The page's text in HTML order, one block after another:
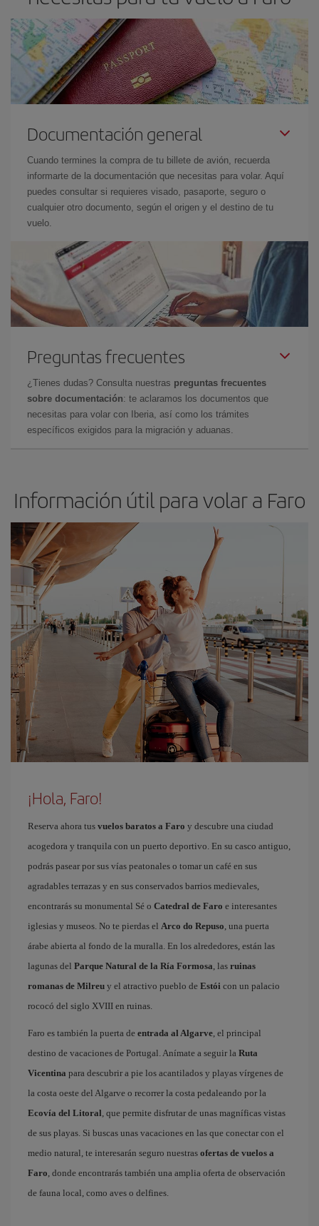
Documentación general
Cuando termines la compra de tu billete de avión, recuerda
informarte de la documentación que necesitas para volar. Aquí
puedes consultar si requieres visado, pasaporte, seguro o
cualquier otro documento, según el origen y el destino de tu
vuelo.
Preguntas frecuentes
¿Tienes dudas? Consulta nuestras preguntas frecuentes
sobre documentación: te aclaramos los documentos que
necesitas para volar con Iberia, así como los trámites
específicos exigidos para la migración y aduanas.
Información útil para volar a Faro
¡Hola, Faro!
Reserva ahora tus vuelos baratos a Faro y descubre una ciudad
acogedora y tranquila con un puerto deportivo. En su casco antiguo,
podrás pasear por sus vías peatonales o tomar un café en sus
agradables terrazas y en sus conservados barrios medievales,
encontrarás su monumental Sé o Catedral de Faro e interesantes
iglesias y museos. No te pierdas el Arco do Repuso , una puerta
árabe abierta al fondo de la muralla. En los alrededores, están las
lagunas del Parque Natural de la Ría Formosa , las ruinas
romanas de Milreu y el atractivo pueblo de Estói con un palacio
rococó del siglo XVIII en ruinas.
Faro es también la puerta de entrada al Algarve , el principal
destino de vacaciones de Portugal. Anímate a seguir la Ruta
Vicentina para descubrir a pie los acantilados y playas vírgenes de
la costa oeste del Algarve o recorrer la costa pedaleando por la
Ecovía del Litoral , que permite disfrutar de unas magníficas vistas
de sus playas. Si buscas unas vacaciones en las que conectar con el
medio natural, te interesarán seguro nuestras ofertas de vuelos a
Faro , donde encontrarás también una amplia oferta de observación
de fauna local, como aves o delfines.